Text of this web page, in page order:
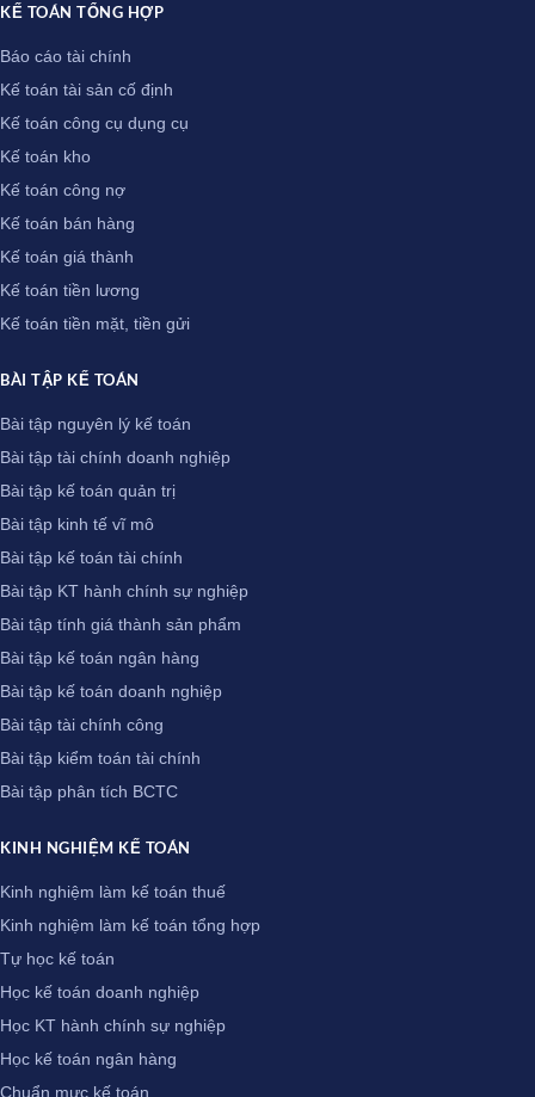
KẾ TOÁN TỔNG HỢP
Báo cáo tài chính
Kế toán tài sản cố định
Kế toán công cụ dụng cụ
Kế toán kho
Kế toán công nợ
Kế toán bán hàng
Kế toán giá thành
Kế toán tiền lương
Kế toán tiền mặt, tiền gửi
BÀI TẬP KẾ TOÁN
Bài tập nguyên lý kế toán
Bài tập tài chính doanh nghiệp
Bài tập kế toán quản trị
Bài tập kinh tế vĩ mô
Bài tập kế toán tài chính
Bài tập KT hành chính sự nghiệp
Bài tập tính giá thành sản phẩm
Bài tập kế toán ngân hàng
Bài tập kế toán doanh nghiệp
Bài tập tài chính công
Bài tập kiểm toán tài chính
Bài tập phân tích BCTC
KINH NGHIỆM KẾ TOÁN
Kinh nghiệm làm kế toán thuế
Kinh nghiệm làm kế toán tổng hợp
Tự học kế toán
Học kế toán doanh nghiệp
Học KT hành chính sự nghiệp
Học kế toán ngân hàng
Chuẩn mực kế toán